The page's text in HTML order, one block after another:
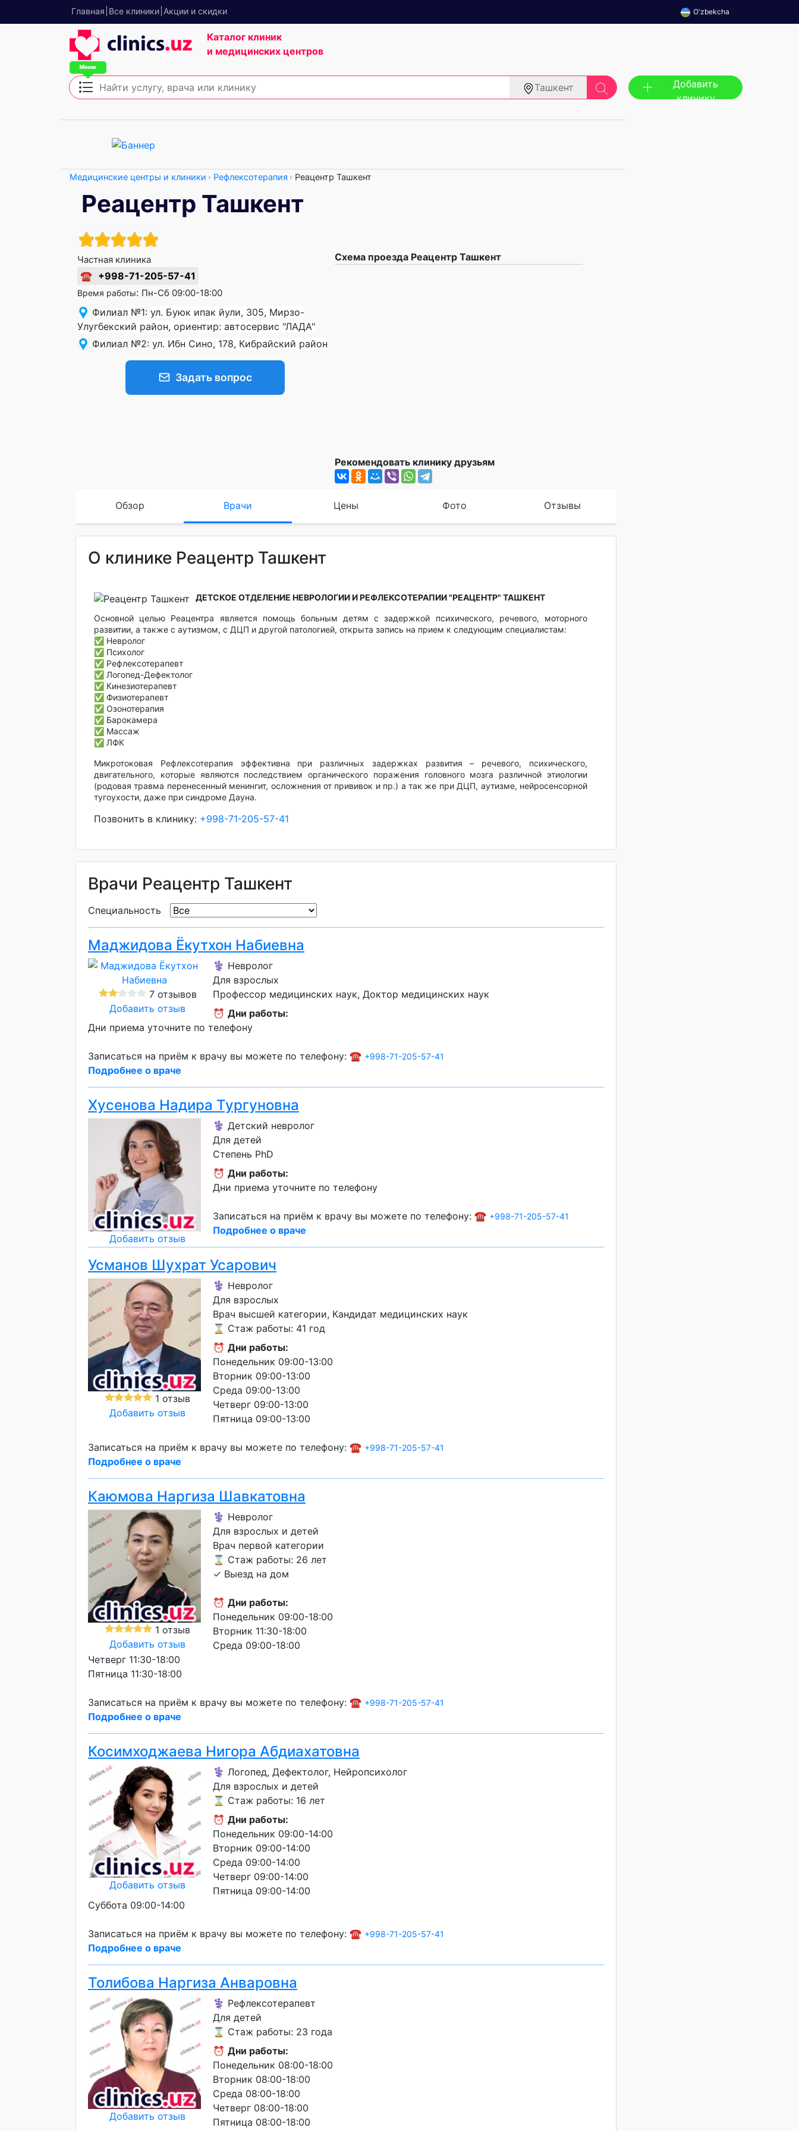
Главная Все клиники Акции и скидки O'zbekcha
Каталог клиник
и медицинских центров
Ташкент
Добавить
клинику
Медицинские центры и клиники Рефлексотерапия Реацентр Ташкент
Реацентр Ташкент
Частная клиника
☎ +998-71-205-57-41
Время работы: Пн-Сб 09:00-18:00
Филиал №1: ул. Буюк ипак йули, 305, Мирзо-
Улугбекский район, ориентир: автосервис "ЛАДА"
Филиал №2: ул. Ибн Сино, 178, Кибрайский район
Задать вопрос
Схема проезда Реацентр Ташкент
Рекомендовать клинику друзьям
Обзор Врачи Цены Фото Отзывы
О клинике Реацентр Ташкент
ДЕТСКОЕ ОТДЕЛЕНИЕ НЕВРОЛОГИИ И РЕФЛЕКСОТЕРАПИИ "РЕАЦЕНТР" ТАШКЕНТ
Основной целью Реацентра является помощь больным детям с задержкой психического, речевого, моторного
развитии, а также с аутизмом, с ДЦП и другой патологией, открыта запись на прием к следующим специалистам:
✅ Невролог
✅ Психолог
✅ Рефлексотерапевт
✅ Логопед-Дефектолог
✅ Кинезиотерапевт
✅ Физиотерапевт
✅ Озонотерапия
✅ Барокамера
✅ Массаж
✅ ЛФК
Микротоковая Рефлексотерапия эффективна при различных задержках развития – речевого, психического,
двигательного, которые являются последствием органического поражения головного мозга различной этиологии
(родовая травма перенесенный менингит, осложнения от прививок и пр.) а так же при ДЦП, аутизме, нейросенсорной
тугоухости, даже при синдроме Дауна.
Позвонить в клинику: +998-71-205-57-41
Врачи Реацентр Ташкент
Специальность
Маджидова Ёкутхон Набиевна
7 отзывов
Добавить отзыв
⚕️ Невролог
Для взрослых
Профессор медицинских наук Доктор медицинских наук
⏰ Дни работы:
Дни приема уточните по телефону
Записаться на приём к врачу вы можете по телефону: ☎️ +998-71-205-57-41
Подробнее о враче
Хусенова Надира Тургуновна
Добавить отзыв
⚕️ Детский невролог
Для детей
Степень PhD
⏰ Дни работы:
Дни приема уточните по телефону
Записаться на приём к врачу вы можете по телефону: ☎️ +998-71-205-57-41
Подробнее о враче
Усманов Шухрат Усарович
1 отзыв
Добавить отзыв
⚕️ Невролог
Для взрослых
Врач высшей категории Кандидат медицинских наук
⌛ Стаж работы: 41 год
⏰ Дни работы:
Понедельник 09:00-13:00
Вторник 09:00-13:00
Среда 09:00-13:00
Четверг 09:00-13:00
Пятница 09:00-13:00
Записаться на приём к врачу вы можете по телефону: ☎️ +998-71-205-57-41
Подробнее о враче
Каюмова Наргиза Шавкатовна
1 отзыв
Добавить отзыв
⚕️ Невролог
Для взрослых и детей
Врач первой категории
⌛ Стаж работы: 26 лет
✓ Выезд на дом
⏰ Дни работы:
Понедельник 09:00-18:00
Вторник 11:30-18:00
Среда 09:00-18:00
Четверг 11:30-18:00
Пятница 11:30-18:00
Записаться на приём к врачу вы можете по телефону: ☎️ +998-71-205-57-41
Подробнее о враче
Косимходжаева Нигора Абдиахатовна
Добавить отзыв
⚕️ Логопед, Дефектолог, Нейропсихолог
Для взрослых и детей
⌛ Стаж работы: 16 лет
⏰ Дни работы:
Понедельник 09:00-14:00
Вторник 09:00-14:00
Среда 09:00-14:00
Четверг 09:00-14:00
Пятница 09:00-14:00
Суббота 09:00-14:00
Записаться на приём к врачу вы можете по телефону: ☎️ +998-71-205-57-41
Подробнее о враче
Толибова Наргиза Анваровна
Добавить отзыв
⚕️ Рефлексотерапевт
Для детей
⌛ Стаж работы: 23 года
⏰ Дни работы:
Понедельник 08:00-18:00
Вторник 08:00-18:00
Среда 08:00-18:00
Четверг 08:00-18:00
Пятница 08:00-18:00